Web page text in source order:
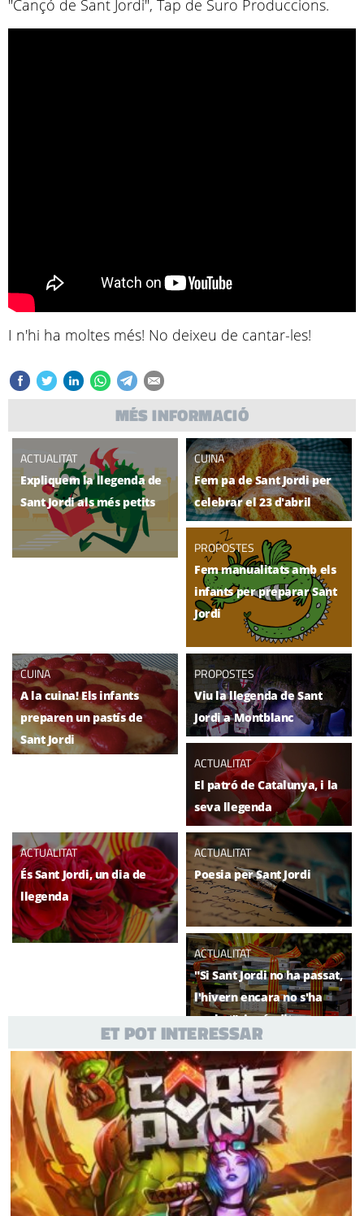
"Cançó de Sant Jordi", Tap de Suro Produccions.
I n'hi ha moltes més! No deixeu de cantar-les!
MÉS INFORMACIÓ
ACTUALITAT
Expliquem la llegenda de
Sant Jordi als més petits
CUINA
Fem pa de Sant Jordi per
celebrar el 23 d'abril
PROPOSTES
Fem manualitats amb els
infants per preparar Sant
Jordi
CUINA
A la cuina! Els infants
preparen un pastís de
Sant Jordi
PROPOSTES
Viu la llegenda de Sant
Jordi a Montblanc
ACTUALITAT
El patró de Catalunya, i la
seva llegenda
ACTUALITAT
És Sant Jordi, un dia de
llegenda
ACTUALITAT
Poesia per Sant Jordi
ACTUALITAT
"Si Sant Jordi no ha passat,
l'hivern encara no s'ha
acabat", i més dites
populars de Sant Jordi
ET POT INTERESSAR